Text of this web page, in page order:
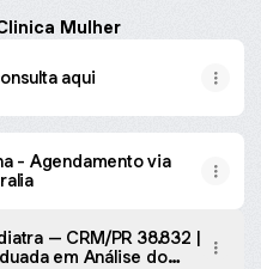
Mulher
aqui
- Agendamento via
– CRM/PR 38.832 |
em Análise do